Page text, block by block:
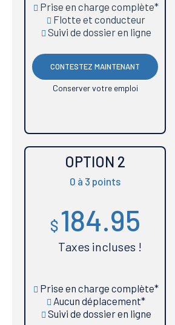
Prise en charge complète*
Flotte et conducteur
Suivi de dossier en ligne
CONTESTEZ MAINTENANT
Conserver votre emploi
OPTION 2
0 à 3 points
$ 184.95
Taxes incluses !
Prise en charge complète*
Aucun déplacement*
Suivi de dossier en ligne